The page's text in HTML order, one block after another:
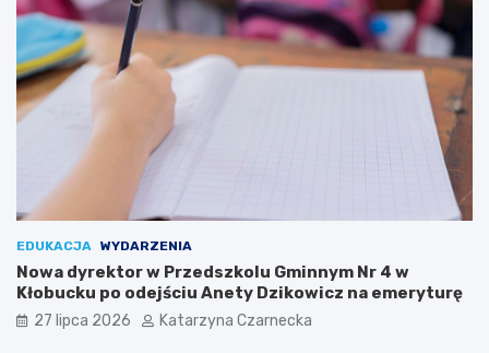
l
u
r
y
r
l
i
a
c
a
k
o
w
e
EDUKACJA WYDARZENIA
Nowa dyrektor w Przedszkolu Gminnym Nr 4 w
Kłobucku po odejściu Anety Dzikowicz na emeryturę
27 lipca 2026 Katarzyna Czarnecka